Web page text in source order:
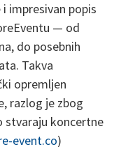
impresivan popis
— od
do posebnih
Takva
opremljen
razlog je zbog
stvaraju koncertne
event.co)